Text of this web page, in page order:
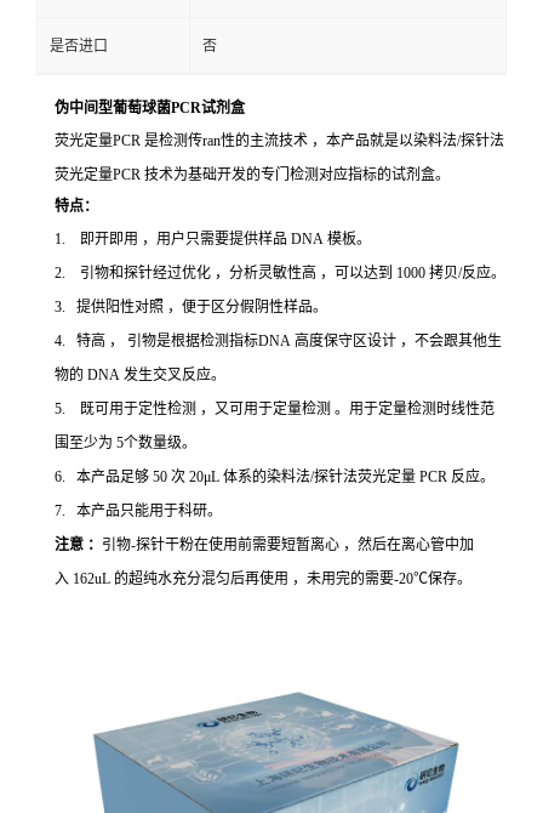
是否进口 否
伪中间型葡萄球菌PCR试剂盒
荧光定量PCR 是检测传ran性的主流技术 ，本产品就是以染料法/探针法
荧光定量PCR 技术为基础开发的专门检测对应指标的试剂盒。
特点：
1. 即开即用 ，用户只需要提供样品 DNA 模板。
2. 引物和探针经过优化 ，分析灵敏性高 ，可以达到 1000 拷贝/反应。
3. 提供阳性对照 ，便于区分假阴性样品。
4. 特高 ， 引物是根据检测指标DNA 高度保守区设计 ，不会跟其他生
物的 DNA 发生交叉反应。
5. 既可用于定性检测 ，又可用于定量检测 。用于定量检测时线性范
围至少为 5个数量级。
6. 本产品足够 50 次 20μL 体系的染料法/探针法荧光定量 PCR 反应。
7. 本产品只能用于科研。
注意 ： 引物-探针干粉在使用前需要短暂离心 ，然后在离心管中加
入 162uL 的超纯水充分混匀后再使用 ，未用完的需要-20℃保存。